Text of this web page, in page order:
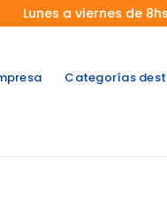
Lunes a viernes de
Categorías